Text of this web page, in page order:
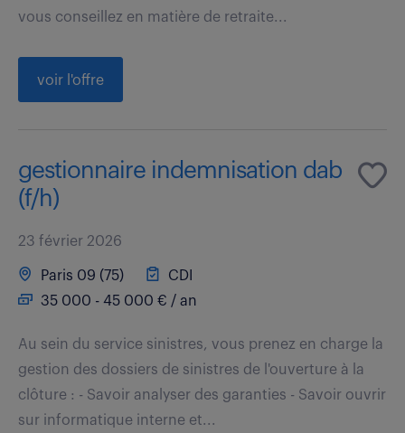
vous conseillez en matière de retraite...
voir l'offre
gestionnaire indemnisation dab
(f/h)
23 février 2026
Paris 09 (75)
CDI
35 000 - 45 000 € / an
Au sein du service sinistres, vous prenez en charge la
gestion des dossiers de sinistres de l'ouverture à la
clôture : - Savoir analyser des garanties - Savoir ouvrir
sur informatique interne et...